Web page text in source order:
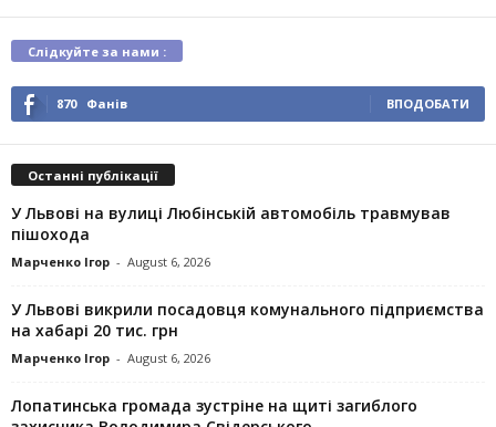
Слідкуйте за нами :
870 Фанів ВПОДОБАТИ
Останні публікації
У Львові на вулиці Любінській автомобіль травмував
пішохода
Марченко Ігор - August 6, 2026
У Львові викрили посадовця комунального підприємства
на хабарі 20 тис. грн
Марченко Ігор - August 6, 2026
Лопатинська громада зустріне на щиті загиблого